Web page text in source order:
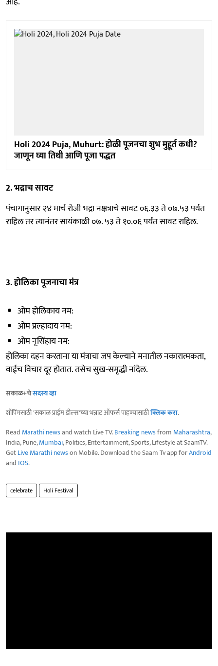
Holi 2024 Puja, Muhurt: होळी पूजनचा शुभ मुहूर्त कधी?
जाणून घ्या तिथी आणि पूजा पद्धत
2. भद्राच सावट
पंचागानुसार २४ मार्च रोजी भद्रा नक्षत्राचे सावट ०६.३३ ते ०७.५३ पर्यंत
राहिल तर त्यानंतर सायंकाळी ०७. ५३ ते १०.०६ पर्यंत सावट राहिल.
3. होलिका पूजनाचा मंत्र
ओम होलिकाय नम:
ओम प्रल्हादाय नम:
ओम नृसिंहाय नम:
होलिका दहन करताना या मंत्राचा जप केल्याने मनातील नकारात्मकता,
वाईच विचार दूर होतात. तसेच सुख-समृद्धी नांदेल.
सकाळ+चेसदस्य व्हा
शॉपिंगसाठी 'सकाळ प्राईम डील्स'च्या भन्नाट ऑफर्स पाहण्यासाठीक्लिक करा.
Read Marathi newsand watch Live TV.Breaking newsfrom Maharashtra,
India, Pune,Mumbai, Politics, Entertainment, Sports, Lifestyle at SaamTV.
GetLive Marathi newson Mobile. Download the Saam Tv app forAndroid
and IOS.
celebrate Holi Festival